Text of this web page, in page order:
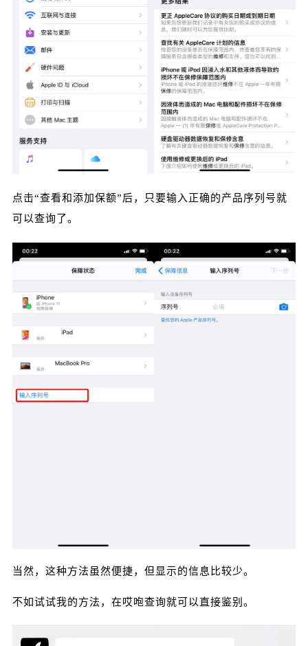
点击“查看和添加保额”后，只要输入正确的产品序列号就
可以查询了。
当然，这种方法虽然便捷，但显示的信息比较少。
不如试试我的方法，在哎咆查询就可以直接鉴别。
立刻支付
立刻支付
忘记密码？